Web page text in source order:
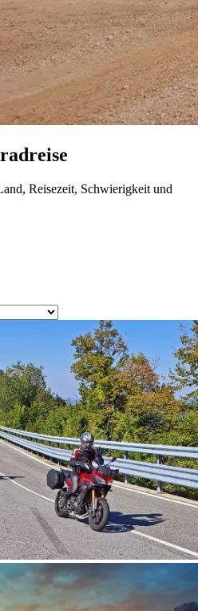
Reisezeit, Schwierigkeit und